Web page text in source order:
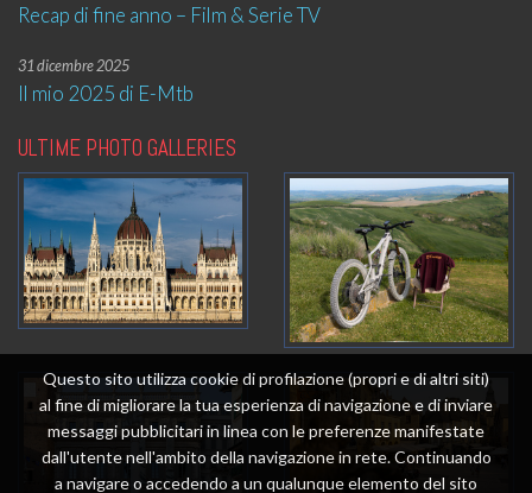
Recap di fine anno – Film & Serie TV
31 dicembre 2025
Il mio 2025 di E-Mtb
ULTIME PHOTO GALLERIES
Questo sito utilizza cookie di profilazione (propri e di altri siti)
al fine di migliorare la tua esperienza di navigazione e di inviare
messaggi pubblicitari in linea con le preferenze manifestate
dall'utente nell'ambito della navigazione in rete. Continuando
a navigare o accedendo a un qualunque elemento del sito